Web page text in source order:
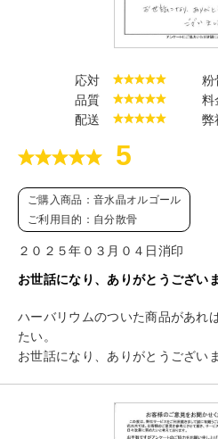
応対
品質
配送
5
ご購入商品：音水晶オルゴール
ご利用目的：自分散骨
２０２５年０３月０４日消印
お世話になり、ありがとうござい
ハーバリウムのついた商品があれ
たい。
お世話になり、ありがとうござい